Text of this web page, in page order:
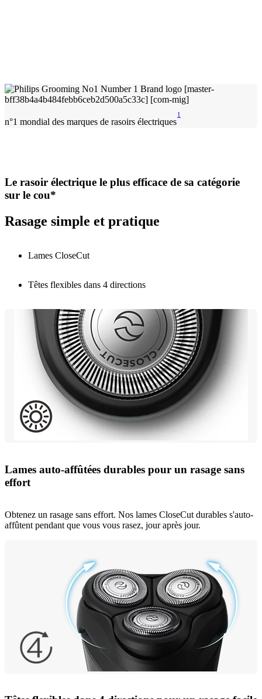
n°1 mondial des marques de rasoirs électriques
1
Le rasoir électrique le plus efficace de sa catégorie
sur le cou*
Rasage simple et pratique
Lames CloseCut
Têtes flexibles dans 4 directions
Lames auto-affûtées durables pour un rasage sans
effort
Obtenez un rasage sans effort. Nos lames CloseCut durables s'auto-
affûtent pendant que vous vous rasez, jour après jour.